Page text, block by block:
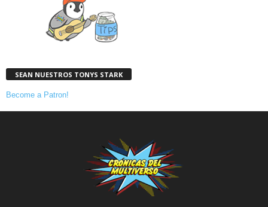
SEAN NUESTROS TONYS STARK
Become a Patron!